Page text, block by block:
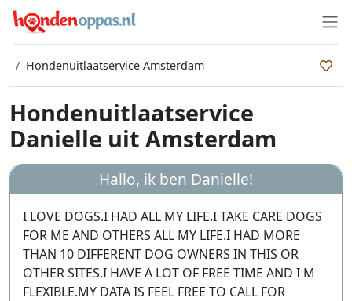
Hondenuitlaatservice Amsterdam
Hondenuitlaatservice
Danielle uit Amsterdam
Hallo, ik ben Danielle!
I LOVE DOGS.I HAD ALL MY LIFE.I TAKE CARE DOGS
FOR ME AND OTHERS ALL MY LIFE.I HAD MORE
THAN 10 DIFFERENT DOG OWNERS IN THIS OR
OTHER SITES.I HAVE A LOT OF FREE TIME AND I M
FLEXIBLE.MY DATA IS FEEL FREE TO CALL FOR